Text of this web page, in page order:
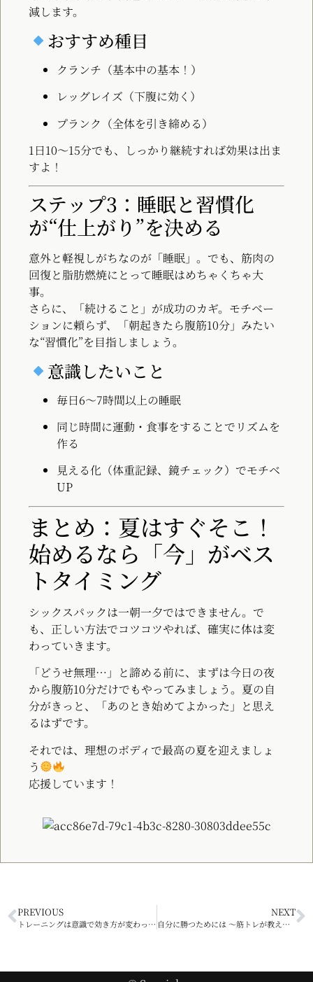
減します。
おすすめ種目
クランチ（基本中の基本！）
レッグレイズ（下腹に効く）
プランク（全体を引き締める）
1日10〜15分でも、しっかり継続すれば効果は出ま
すよ！
ステップ3：睡眠と習慣化
が“仕上がり”を決める
意外と軽視しがちなのが「睡眠」。でも、筋肉の
回復と脂肪燃焼にとって睡眠はめちゃくちゃ大
事。
さらに、「続けること」が成功のカギ。モチベー
ションに頼らず、「朝起きたら腹筋10分」みたい
な“習慣化”を目指しましょう。
意識したいこと
毎日6〜7時間以上の睡眠
同じ時間に運動・食事をすることでリズムを
作る
見える化（体重記録、鏡チェック）でモチベ
UP
まとめ：夏はすぐそこ！
始めるなら「今」がベス
トタイミング
シックスパックは一朝一夕ではできません。で
も、正しい方法でコツコツやれば、確実に体は変
わっていきます。
「どうせ無理…」と諦める前に、まずは今日の夜
から腹筋10分だけでもやってみましょう。夏の自
分がきっと、「あのとき始めてよかった」と思え
るはずです。
それでは、理想のボディで最高の夏を迎えましょ
う
応援しています！
PREVIOUS
トレーニングは意識で効き方が変わってくる？！
NEXT
自分に勝つためには 〜筋トレが教えてくれること〜